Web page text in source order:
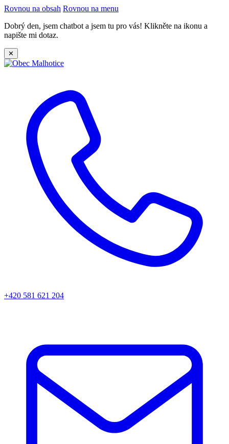
Rovnou na obsah Rovnou na menu
Dobrý den, jsem chatbot a jsem tu pro vás! Klikněte na ikonu a
napište mi dotaz.
✕
+420 581 621 204